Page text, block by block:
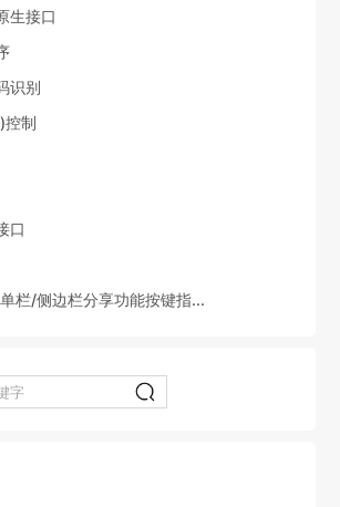
生接口
识别
控制
口
栏/侧边栏分享功能按键指...